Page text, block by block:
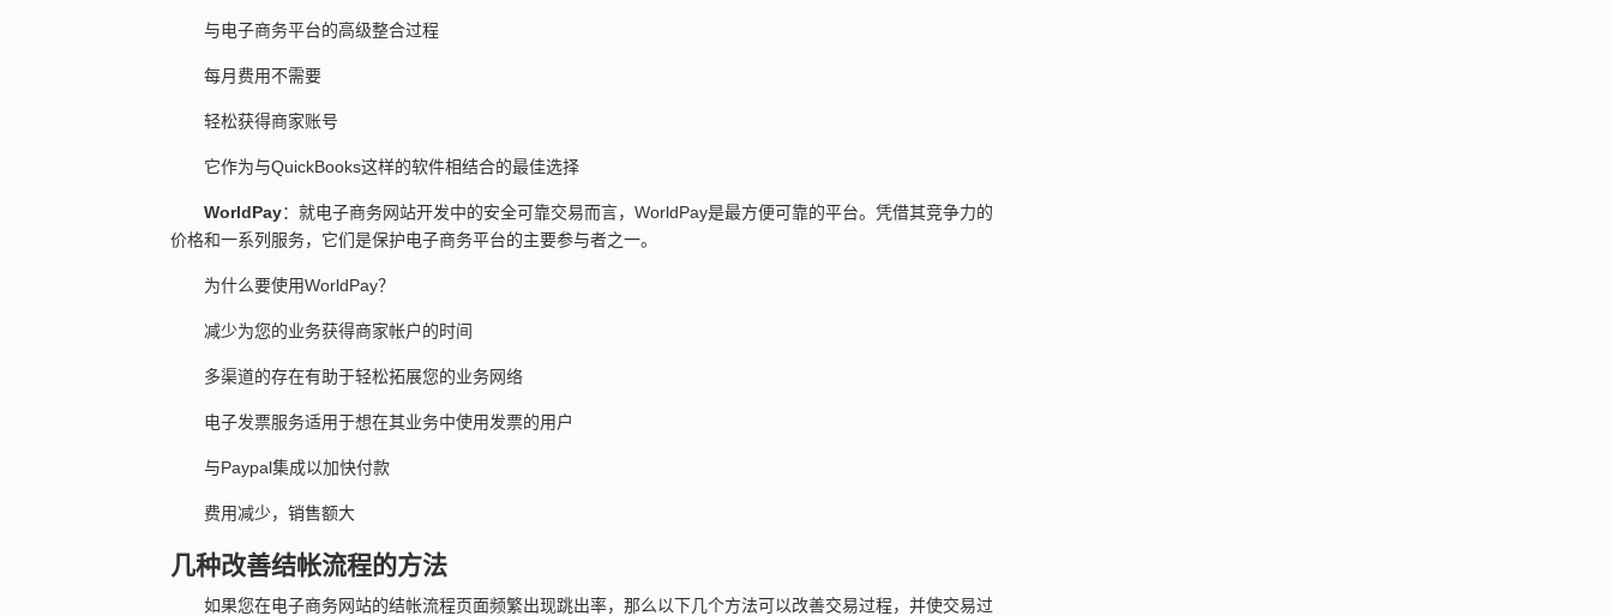
与电子商务平台的高级整合过程
每月费用不需要
轻松获得商家账号
它作为与QuickBooks这样的软件相结合的最佳选择
WorldPay：就电子商务网站开发中的安全可靠交易而言，WorldPay是最方便可靠的平台。凭借其竞争力的
价格和一系列服务，它们是保护电子商务平台的主要参与者之一。
为什么要使用WorldPay？
减少为您的业务获得商家帐户的时间
多渠道的存在有助于轻松拓展您的业务网络
电子发票服务适用于想在其业务中使用发票的用户
与Paypal集成以加快付款
费用减少，销售额大
几种改善结帐流程的方法
如果您在电子商务网站的结帐流程页面频繁出现跳出率，那么以下几个方法可以改善交易过程，并使交易过